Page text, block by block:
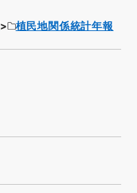
植民地関係統計年報